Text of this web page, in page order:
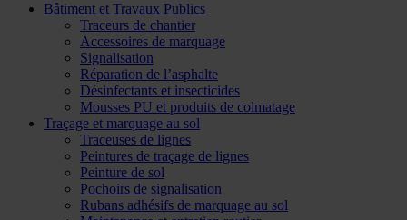
Bâtiment et Travaux Publics
Traceurs de chantier
Accessoires de marquage
Signalisation
Réparation de l’asphalte
Désinfectants et insecticides
Mousses PU et produits de colmatage
Traçage et marquage au sol
Traceuses de lignes
Peintures de traçage de lignes
Peinture de sol
Pochoirs de signalisation
Rubans adhésifs de marquage au sol